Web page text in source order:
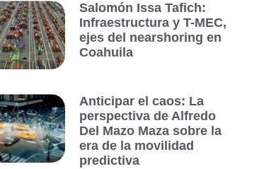
Salomón Issa Tafich:
Infraestructura y T-MEC,
ejes del nearshoring en
Coahuila
Anticipar el caos: La
perspectiva de Alfredo
Del Mazo Maza sobre la
era de la movilidad
predictiva